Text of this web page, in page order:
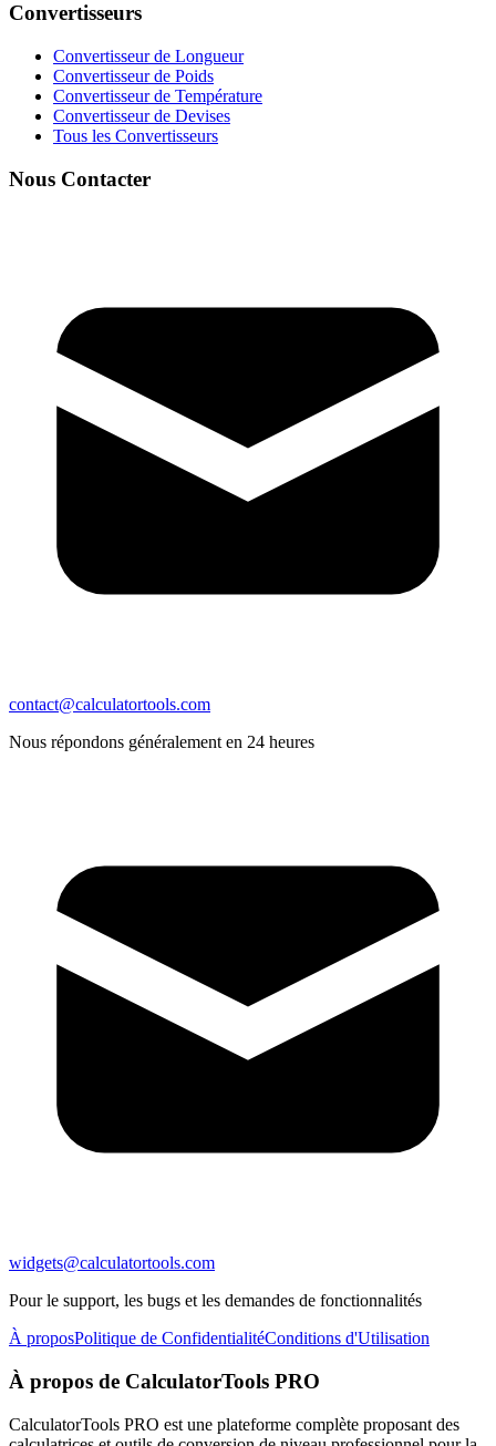
Convertisseurs
Convertisseur de Longueur
Convertisseur de Poids
Convertisseur de Température
Convertisseur de Devises
Tous les Convertisseurs
Nous Contacter
contact@calculatortools.com
Nous répondons généralement en 24 heures
widgets@calculatortools.com
Pour le support, les bugs et les demandes de fonctionnalités
À proposPolitique de ConfidentialitéConditions d'Utilisation
À propos de CalculatorTools PRO
CalculatorTools PRO est une plateforme complète proposant des